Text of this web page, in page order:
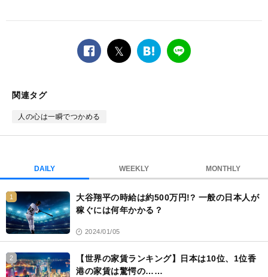
facebook
twitterは
ー
LINE
関連タグ
人の心は一瞬でつかめる
DAILY WEEKLY MONTHLY
1
大谷翔平の時給は約500万円!? 一般の日本人が
稼ぐには何年かかる？
2024/01/05
2
【世界の家賃ランキング】日本は10位、1位香
港の家賃は驚愕の……